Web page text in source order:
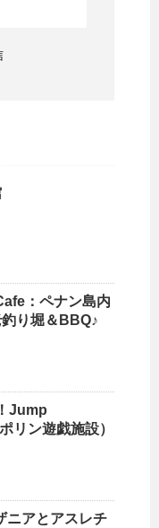
：ペナン島内
り堀＆BBQ♪
Jump
リン遊戯施設）
ニアとアスレチ